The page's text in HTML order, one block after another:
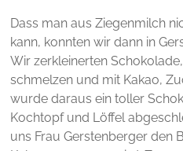
Dass man aus Ziegenmilch
kann, konnten wir dann in
Wir zerkleinerten
schmelzen und mit Kakao,
wurde daraus ein toller
Kochtopf und Löffel
uns Frau Gerstenberger den